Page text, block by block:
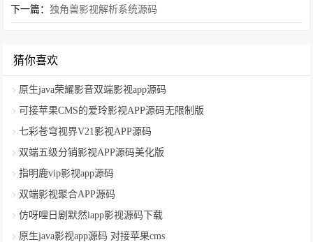
下一篇：独角兽影视解析系统源码
猜你喜欢
原生java荣耀影音双端影视app源码
可接苹果CMS的爱玲影视APP源码无限制版
七彩苍穹视界V21影视APP源码
双端五级分销影视APP源码美化版
指明鹿vip影视app源码
双端影视聚合APP源码
仿呀哩日剧默然iapp影视源码下载
原生java影视app源码 对接苹果cms